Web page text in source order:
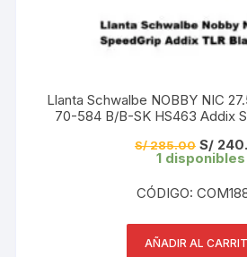
Llanta Schwalbe NOBBY NIC
70-584 B/B-SK HS463 Addix
S/285.00 El
precio
S/
S/
1 disponibles
CÓDIGO:
AÑADIR AL